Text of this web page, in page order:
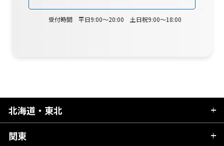
受付時間 平日9:00～20:00 土日祝9:00～18:00
北海道・東北
北海道
関東